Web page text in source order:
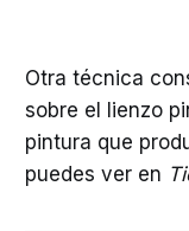
Otra técnica
sobre el lienzo
pintura que
puedes ver en